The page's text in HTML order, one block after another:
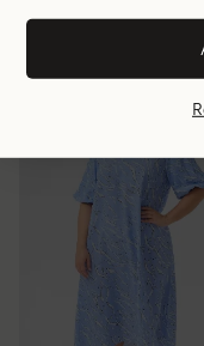
RRP: 299.00 lei